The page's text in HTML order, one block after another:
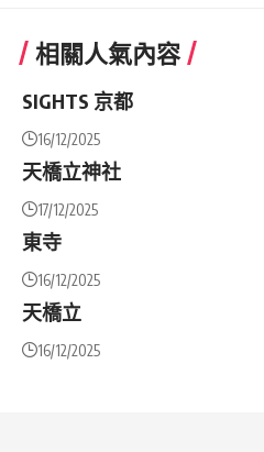
相關人氣內容
SIGHTS 京都
16/12/2025
天橋立神社
17/12/2025
東寺
16/12/2025
天橋立
16/12/2025